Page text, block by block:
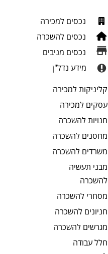
נכסים למכירה
נכסים להשכרה
נכסים מניבים
מידע נדל"ן
קליניקותלמכירה
עסקים למכירה
חנויותלהשכרה
מחסנים להשכרה
משרדים להשכרה
מבני תעשיה
להשכרה
מסחרי להשכרה
חניונים להשכרה
מגרשים להשכרה
חלל עבודה